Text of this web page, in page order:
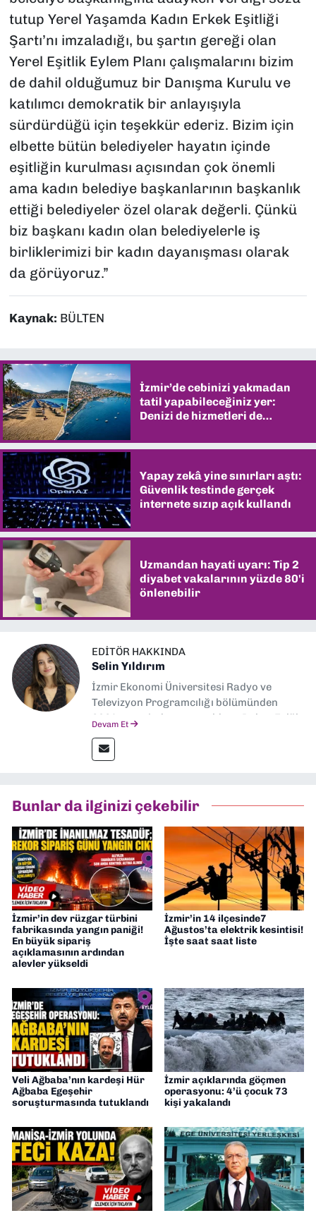
tutup Yerel Yaşamda Kadın Erkek Eşitliği
Şartı’nı imzaladığı, bu şartın gereği olan
Yerel Eşitlik Eylem Planı çalışmalarını bizim
de dahil olduğumuz bir Danışma Kurulu ve
katılımcı demokratik bir anlayışıyla
sürdürdüğü için teşekkür ederiz. Bizim için
elbette bütün belediyeler hayatın içinde
eşitliğin kurulması açısından çok önemli
ama kadın belediye başkanlarının başkanlık
ettiği belediyeler özel olarak değerli. Çünkü
biz başkanı kadın olan belediyelerle iş
birliklerimizi bir kadın dayanışması olarak
da görüyoruz.”
Kaynak: BÜLTEN
İzmir’de cebinizi yakmadan
tatil yapabileceğiniz yer:
Denizi de hizmetleri de
Yapay zekâ yine sınırları aştı:
Güvenlik testinde gerçek
internete sızıp açık kullandı
Uzmandan hayati uyarı: Tip 2
diyabet vakalarının yüzde 80'i
önlenebilir
EDITÖR HAKKINDA
Selin Yıldırım
İzmir Ekonomi Üniversitesi Radyo ve
Televizyon Programcılığı bölümünden
2024 senesinde mezun oldum. Dokuz Eylül
editörlük görevini de üstleniyorum.
Devam Et
Bunlar da ilginizi çekebilir
İzmir’in dev rüzgar türbini
fabrikasında yangın paniği!
En büyük sipariş
açıklamasının ardından
alevler yükseldi
İzmir’in 14 ilçesinde7
Ağustos’ta elektrik kesintisi!
İşte saat saat liste
Veli Ağbaba’nın kardeşi Hür
Ağbaba Egeşehir
soruşturmasında tutuklandı
İzmir açıklarında göçmen
operasyonu: 4’ü çocuk 73
kişi yakalandı